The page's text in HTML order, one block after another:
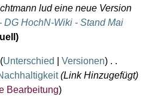
lud eine neue Version
DG HochN-Wiki - Stand Mai
Unterschied
Versionen
Link Hinzugefügt
Bearbeitung